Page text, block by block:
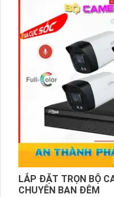
LẮP ĐẶT TRỌN BỘ
CHUYÊN BAN ĐÊM